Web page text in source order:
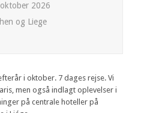
2026
og Liege
i oktober. 7 dages rejse. Vi
men også indlagt oplevelser i
på centrale hoteller på